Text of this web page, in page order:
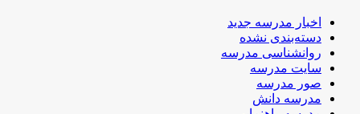
اخبار مدرسه جدید
دسته‌بندی نشده
روانشناسی مدرسه
سایت مدرسه
صور مدرسه
مدرسه دانش